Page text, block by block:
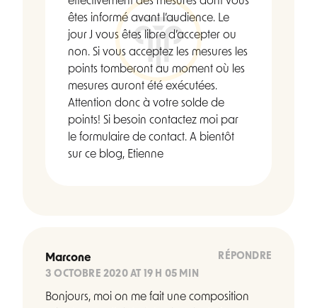
êtes informé avant l’audience. Le
jour J vous êtes libre d’accepter ou
non. Si vous acceptez les mesures les
points tomberont au moment où les
mesures auront été exécutées.
Attention donc à votre solde de
points! Si besoin contactez moi par
le formulaire de contact. A bientôt
sur ce blog, Etienne
Marcone
3 OCTOBRE 2020 AT 19 H 05 MIN
RÉPONDRE
Bonjours, moi on me fait une composition